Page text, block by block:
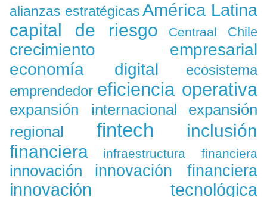
alianzas estratégicas América Latina
capital de riesgo Centraal Chile
crecimiento empresarial
economía digital
ecosistema
emprendedor eficiencia operativa
expansión internacional
expansión
regional
fintech
inclusión
financiera
infraestructura financiera
innovación innovación financiera
innovación tecnológica